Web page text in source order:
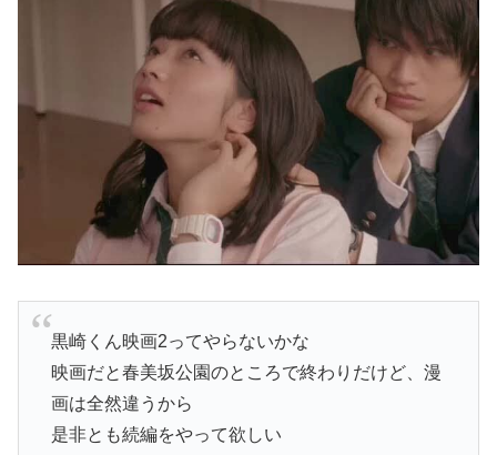
黒崎くん映画2ってやらないかな
映画だと春美坂公園のところで終わりだけど、漫
画は全然違うから
是非とも続編をやって欲しい